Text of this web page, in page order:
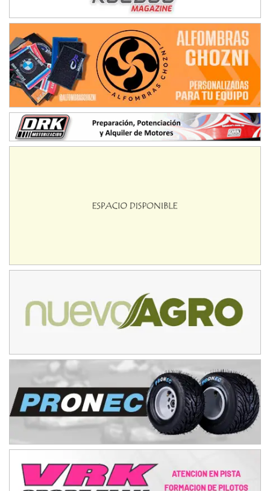
Ciudad de Avellaneda (Asfalto)
Avellaneda (Santa Fe)
SUR SANTAFESINO - F4
José Samuel Sánchez (Tierra)
Rufino (Santa Fe)
TUCUMANO - F5
Juan Navarro (Asfalto)
El Timbó (Tucumán)